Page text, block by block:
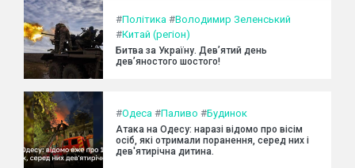
#Політика #Володимир Зеленський
#Китай (регіон)
Битва за Україну. Дев’ятий день
дев’яностого шостого!
#Одеса #Паливо #Будинок
Атака на Одесу: наразі відомо про вісім
осіб, які отримали поранення, серед них і
дев'ятирічна дитина.